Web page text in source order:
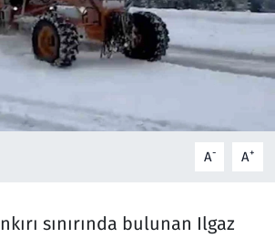
A- A+
sınırında bulunan Ilgaz